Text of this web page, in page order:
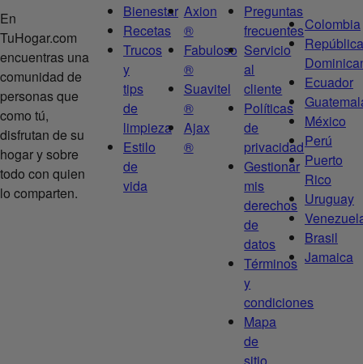
En
TuHogar.com
encuentras una
comunidad de
personas que
como tú,
disfrutan de su
hogar y sobre
todo con quien
lo comparten.
Bienestar
Recetas
Trucos
y
tips
de
limpieza
Estilo
de
vida
Axion
®
Fabuloso
®
Suavitel
®
Ajax
®
Preguntas
frecuentes
Servicio
al
cliente
Políticas
de
privacidad
Gestionar
mis
derechos
de
datos
Términos
y
condiciones
Mapa
de
sitio
Colombia
República
Ecuador
México
Perú
Puerto
Rico
Uruguay
Brasil
Jamaica